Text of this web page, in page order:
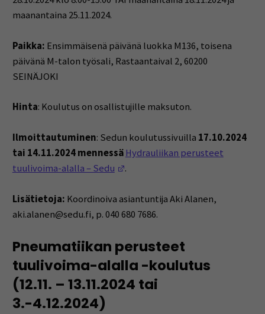
maanantaina 25.11.2024.
Paikka: Ensimmäisenä päivänä luokka M136, toisena
päivänä M-talon työsali, Rastaantaival 2, 60200
SEINÄJOKI
Hinta: Koulutus on osallistujille maksuton.
Ilmoittautuminen: Sedun koulutussivuilla 17.10.2024
tai 14.11.2024 mennessä Hydrauliikan perusteet
tuulivoima-alalla – Sedu
(Opens in a new window)
.
Lisätietoja: Koordinoiva asiantuntija Aki Alanen,
aki.alanen@sedu.fi, p. 040 680 7686.
Pneumatiikan perusteet
tuulivoima-alalla -koulutus
(12.11. – 13.11.2024 tai
3.-4.12.2024)